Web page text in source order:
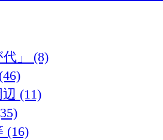
」 (8)
(11)
(16)